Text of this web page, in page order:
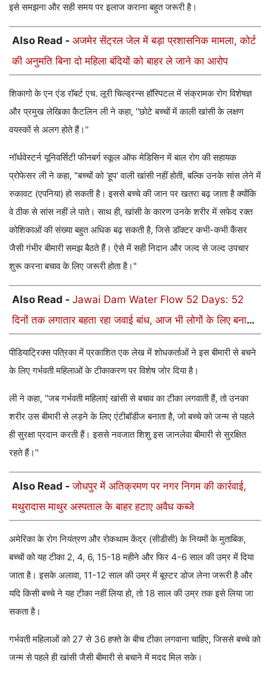
इसे समझना और सही समय पर इलाज कराना बहुत जरूरी है।
Also Read - अजमेर सेंट्रल जेल में बड़ा प्रशासनिक मामला, कोर्ट
की अनुमति बिना दो महिला बंदियों को बाहर ले जाने का आरोप
शिकागो के एन एंड रॉबर्ट एच. लूरी चिल्ड्रन्स हॉस्पिटल में संक्रामक रोग विशेषज्ञ
और प्रमुख लेखिका कैटलिन ली ने कहा, ''छोटे बच्चों में काली खांसी के लक्षण
वयस्कों से अलग होते हैं।''
नॉर्थवेस्टर्न यूनिवर्सिटी फीनबर्ग स्कूल ऑफ मेडिसिन में बाल रोग की सहायक
प्रोफेसर ली ने कहा, "बच्चों को 'हूप' वाली खांसी नहीं होती, बल्कि उनके सांस लेने में
रुकावट (एपनिया) हो सकती है। इससे बच्चे की जान पर खतरा बढ़ जाता है क्योंकि
वे ठीक से सांस नहीं ले पाते। साथ ही, खांसी के कारण उनके शरीर में सफेद रक्त
कोशिकाओं की संख्या बहुत अधिक बढ़ सकती है, जिसे डॉक्टर कभी-कभी कैंसर
जैसी गंभीर बीमारी समझ बैठते हैं। ऐसे में सही निदान और जल्द से जल्द उपचार
शुरू करना बचाव के लिए जरूरी होता है।"
Also Read - Jawai Dam Water Flow 52 Days: 52
दिनों तक लगातार बहता रहा जवाई बांध, आज भी लोगों के लिए बना
पीडियाट्रिक्स पत्रिका में प्रकाशित एक लेख में शोधकर्ताओं ने इस बीमारी से बचने
के लिए गर्भवती महिलाओं के टीकाकरण पर विशेष जोर दिया है।
ली ने कहा, ''जब गर्भवती महिलाएं खांसी से बचाव का टीका लगवाती हैं, तो उनका
शरीर उस बीमारी से लड़ने के लिए एंटीबॉडीज बनाता है, जो बच्चे को जन्म से पहले
ही सुरक्षा प्रदान करती हैं। इससे नवजात शिशु इस जानलेवा बीमारी से सुरक्षित
रहते हैं।''
Also Read -जोधपुर में अतिक्रमण पर नगर निगम की कार्रवाई,
मथुरादास माथुर अस्पताल के बाहर हटाए अवैध कब्जे
अमेरिका के रोग नियंत्रण और रोकथाम केंद्र (सीडीसी) के नियमों के मुताबिक,
बच्चों को यह टीका 2, 4, 6, 15-18 महीने और फिर 4-6 साल की उम्र में दिया
जाता है। इसके अलावा, 11-12 साल की उम्र में बूस्टर डोज लेना जरूरी है और
यदि किसी बच्चे ने यह टीका नहीं लिया हो, तो 18 साल की उम्र तक इसे लिया जा
सकता है।
गर्भवती महिलाओं को 27 से 36 हफ्ते के बीच टीका लगवाना चाहिए, जिससे बच्चे को
जन्म से पहले ही खांसी जैसी बीमारी से बचाने में मदद मिल सके।